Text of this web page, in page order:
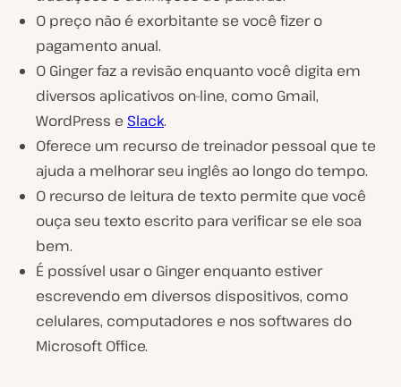
O preço não é exorbitante se você fizer o
pagamento anual.
O Ginger faz a revisão enquanto você digita em
diversos aplicativos on-line, como Gmail,
WordPress e Slack.
Oferece um recurso de treinador pessoal que te
ajuda a melhorar seu inglês ao longo do tempo.
O recurso de leitura de texto permite que você
ouça seu texto escrito para verificar se ele soa
bem.
É possível usar o Ginger enquanto estiver
escrevendo em diversos dispositivos, como
celulares, computadores e nos softwares do
Microsoft Office.